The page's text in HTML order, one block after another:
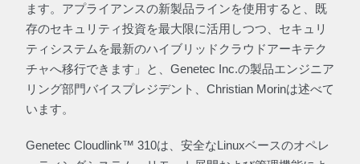
ます。アプライアンスの新製品ラインを使用すると、既
存のセキュリティ投資を最大限に活用しつつ、セキュリ
ティシステムを最新のハイブリッドクラウドアーキテク
チャへ移行できます」と、Genetec Inc.の製品エンジニア
リング部門バイスプレジデント、Christian Morinは述べて
います。
Genetec Cloudlink™ 310は、安全なLinuxベースのオペレ